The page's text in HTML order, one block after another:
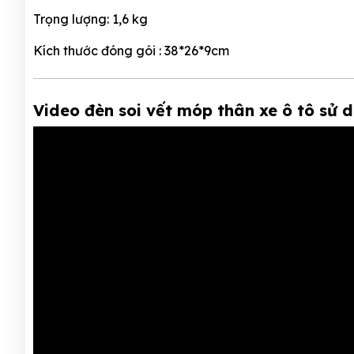
Trọng lượng: 1,6 kg
Kích thước đóng gói : 38*26*9cm
Video đèn soi vết móp thân xe ô tô sử